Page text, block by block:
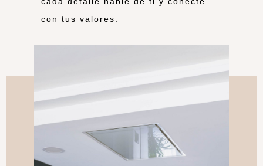
con tus valores.